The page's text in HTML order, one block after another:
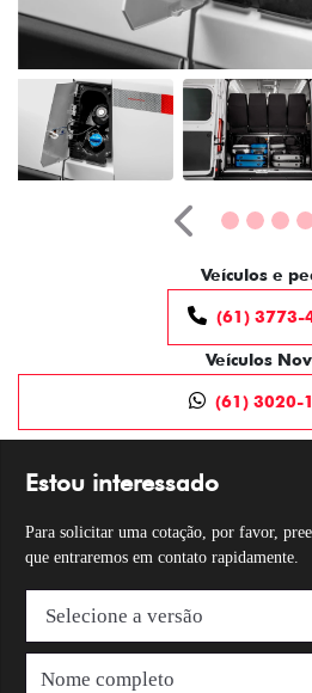
Estou interessado
Para solicitar uma cotação, por favor,
que entraremos em contato rapidamente.
Anterior
Veículos e
(61) 3773-
Veículos
(61) 3020-